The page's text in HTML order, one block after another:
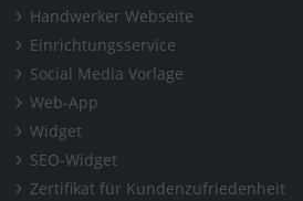
Handwerker Webseite
Einrichtungsservice
Social Media Vorlage
Web-App
Widget
SEO-Widget
Zertifikat für Kundenzufriedenheit